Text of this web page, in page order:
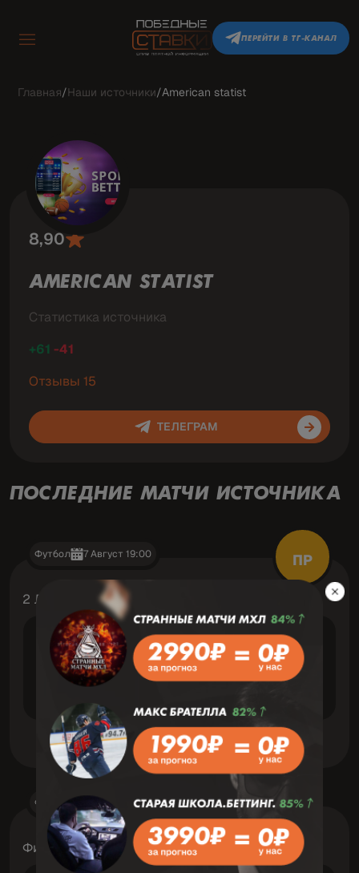
ПЕРЕЙТИ В ТГ-КАНАЛ
Главная/Наши источники/American statist
8,90
AMERICAN STATIST
Статистика источника
+61 -41
Отзывы 15
ТЕЛЕГРАМ
ПОСЛЕДНИЕ МАТЧИ ИСТОЧНИКА
Футбол 7 Август 19:00 ПР
2 Лига
VS
Футбол 5 Август 19:00
Финляндия: Колмонен